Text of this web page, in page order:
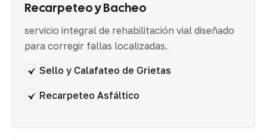
Recarpeteo y Bacheo
servicio integral de rehabilitación vial diseñado
para corregir fallas localizadas.
Sello y Calafateo de Grietas
Recarpeteo Asfáltico